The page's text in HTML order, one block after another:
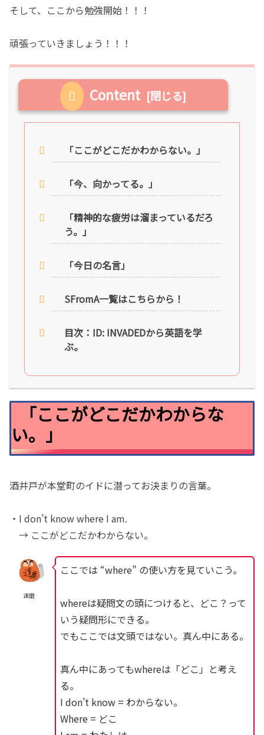
そして、ここから勉強開始！！！
頑張っていきましょう！！！
Content
「ここがどこだかわからない。」
「今、向かってる。」
「精神的な疲労は溜まっているだろ
う。」
「今日の名言」
SFromA一覧はこちらから！
目次：ID: INVADEDから英語を学
ぶ。
「ここがどこだかわからな
い。」
酒井戸が本堂町のイドに潜ってお決まりの言葉。
・I don’t know where I am.
→ ここがどこだかわからない。
達磨
ここでは “where” の使い方を見ていこう。
whereは疑問文の頭につけると、どこ？って
いう疑問形にできる。
でもここでは文頭ではない。真ん中にある。
真ん中にあってもwhereは「どこ」と考え
る。
I don’t know = わからない。
Where = どこ